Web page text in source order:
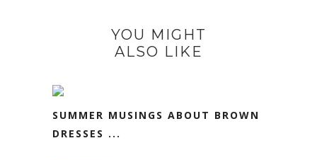
YOU MIGHT
ALSO LIKE
SUMMER MUSINGS ABOUT BROWN
DRESSES ...